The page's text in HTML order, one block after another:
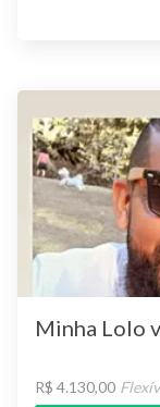
Minha Lolo
R$ 4.130,00